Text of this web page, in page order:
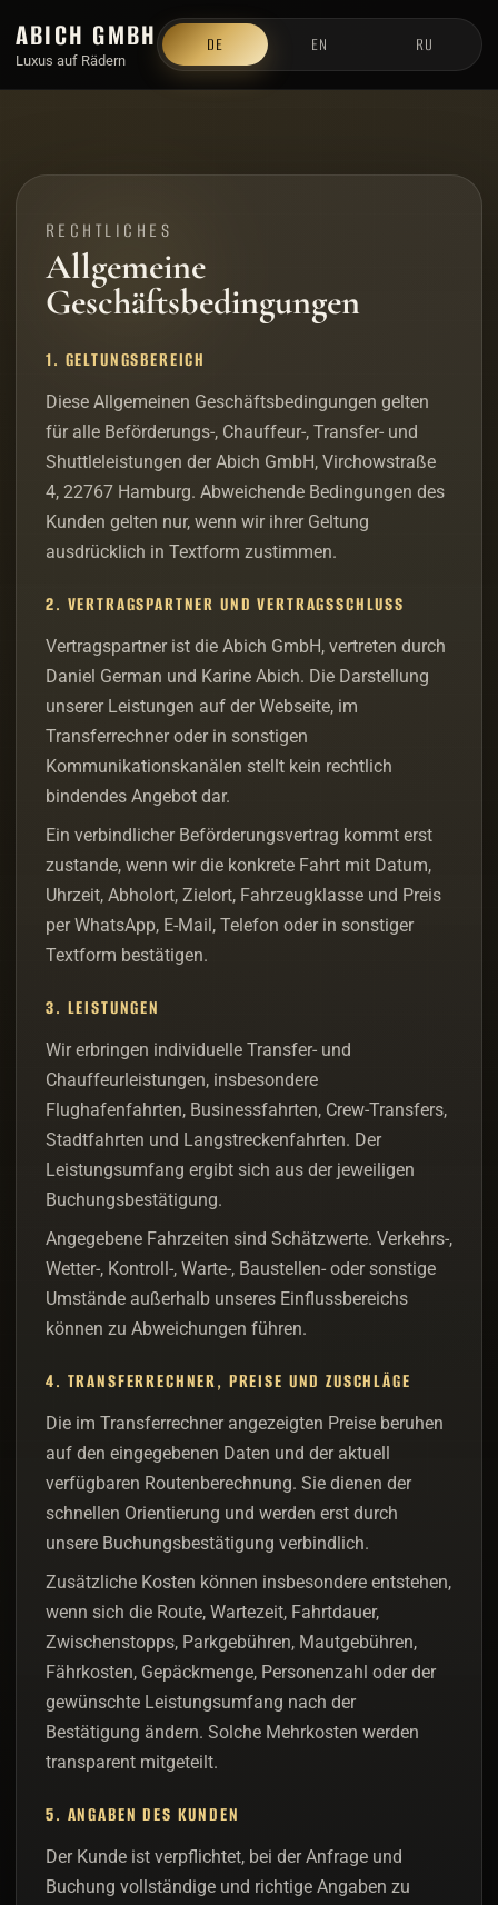
ABICH GMBH
Luxus auf Rädern
DE EN RU
RECHTLICHES
Allgemeine
Geschäftsbedingungen
1. GELTUNGSBEREICH
Diese Allgemeinen Geschäftsbedingungen gelten
für alle Beförderungs-, Chauffeur-, Transfer- und
Shuttleleistungen der Abich GmbH, Virchowstraße
4, 22767 Hamburg. Abweichende Bedingungen des
Kunden gelten nur, wenn wir ihrer Geltung
ausdrücklich in Textform zustimmen.
2. VERTRAGSPARTNER UND VERTRAGSSCHLUSS
Vertragspartner ist die Abich GmbH, vertreten durch
Daniel German und Karine Abich. Die Darstellung
unserer Leistungen auf der Webseite, im
Transferrechner oder in sonstigen
Kommunikationskanälen stellt kein rechtlich
bindendes Angebot dar.
Ein verbindlicher Beförderungsvertrag kommt erst
zustande, wenn wir die konkrete Fahrt mit Datum,
Uhrzeit, Abholort, Zielort, Fahrzeugklasse und Preis
per WhatsApp, E-Mail, Telefon oder in sonstiger
Textform bestätigen.
3. LEISTUNGEN
Wir erbringen individuelle Transfer- und
Chauffeurleistungen, insbesondere
Flughafenfahrten, Businessfahrten, Crew-Transfers,
Stadtfahrten und Langstreckenfahrten. Der
Leistungsumfang ergibt sich aus der jeweiligen
Buchungsbestätigung.
Angegebene Fahrzeiten sind Schätzwerte. Verkehrs-,
Wetter-, Kontroll-, Warte-, Baustellen- oder sonstige
Umstände außerhalb unseres Einflussbereichs
können zu Abweichungen führen.
4. TRANSFERRECHNER, PREISE UND ZUSCHLÄGE
Die im Transferrechner angezeigten Preise beruhen
auf den eingegebenen Daten und der aktuell
verfügbaren Routenberechnung. Sie dienen der
schnellen Orientierung und werden erst durch
unsere Buchungsbestätigung verbindlich.
Zusätzliche Kosten können insbesondere entstehen,
wenn sich die Route, Wartezeit, Fahrtdauer,
Zwischenstopps, Parkgebühren, Mautgebühren,
Fährkosten, Gepäckmenge, Personenzahl oder der
gewünschte Leistungsumfang nach der
Bestätigung ändern. Solche Mehrkosten werden
transparent mitgeteilt.
5. ANGABEN DES KUNDEN
Der Kunde ist verpflichtet, bei der Anfrage und
Buchung vollständige und richtige Angaben zu